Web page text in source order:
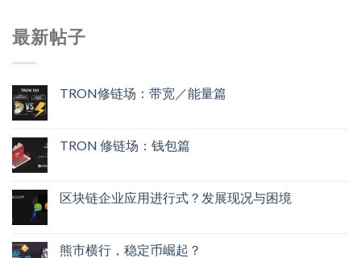
最新帖子
TRON修链场：带宽／能量篇
TRON 修链场：钱包篇
区块链企业应用进行式？发展现况与困境
熊市横行，稳定币崛起？